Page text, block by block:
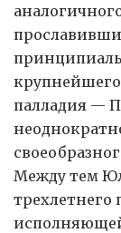
палладия —
Между тем
трехлетнего